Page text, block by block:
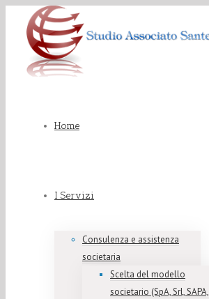
Home
I Servizi
Consulenza e assistenza
societaria
Scelta del modello
societario (SpA, Srl, SAPA,